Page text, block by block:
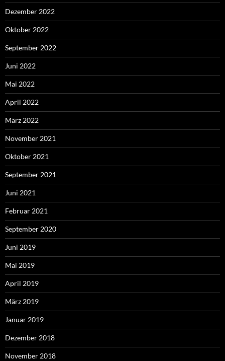
Dezember 2022
Oktober 2022
September 2022
Juni 2022
Mai 2022
April 2022
März 2022
November 2021
Oktober 2021
September 2021
Juni 2021
Februar 2021
September 2020
Juni 2019
Mai 2019
April 2019
März 2019
Januar 2019
Dezember 2018
November 2018